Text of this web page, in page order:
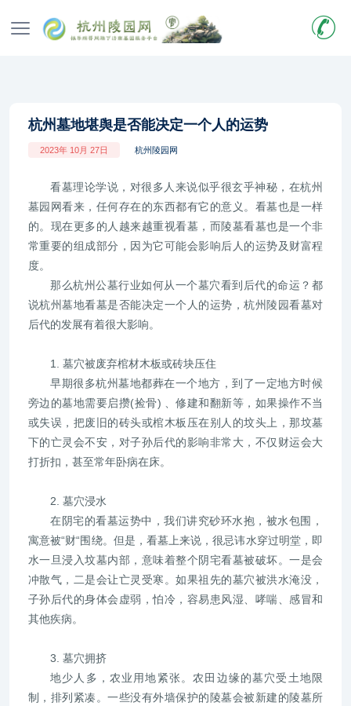
杭州墓地堪舆是否能决定一个人的运势
2023年 10月 27日 杭州陵园网
看墓理论学说，对很多人来说似乎很玄乎神秘，在杭州
墓园网看来，任何存在的东西都有它的意义。看墓也是一样
的。现在更多的人越来越重视看墓，而陵墓看墓也是一个非
常重要的组成部分，因为它可能会影响后人的运势及财富程
度。
那么杭州公墓行业如何从一个墓穴看到后代的命运？都
说杭州墓地看墓是否能决定一个人的运势，杭州陵园看墓对
后代的发展有着很大影响。
1. 墓穴被废弃棺材木板或砖块压住
早期很多杭州墓地都葬在一个地方，到了一定地方时候
旁边的墓地需要启攒(捡骨) 、修建和翻新等，如果操作不当
或失误，把废旧的砖头或棺木板压在别人的坟头上，那坟墓
下的亡灵会不安，对子孙后代的影响非常大，不仅财运会大
打折扣，甚至常年卧病在床。
2. 墓穴浸水
在阴宅的看墓运势中，我们讲究砂环水抱，被水包围，
寓意被“财“围绕。但是，看墓上来说，很忌讳水穿过明堂，即
水一旦浸入坟墓内部，意味着整个阴宅看墓被破坏。一是会
冲散气，二是会让亡灵受寒。如果祖先的墓穴被洪水淹没，
子孙后代的身体会虚弱，怕冷，容易患风湿、哮喘、感冒和
其他疾病。
3. 墓穴拥挤
地少人多，农业用地紧张。农田边缘的墓穴受土地限
制，排列紧凑。一些没有外墙保护的陵墓会被新建的陵墓所